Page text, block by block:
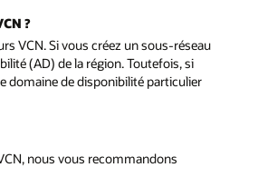
?
VCN. Si vous créez un sous-réseau
(AD) de la région. Toutefois, si
domaine de disponibilité particulier
nous vous recommandons